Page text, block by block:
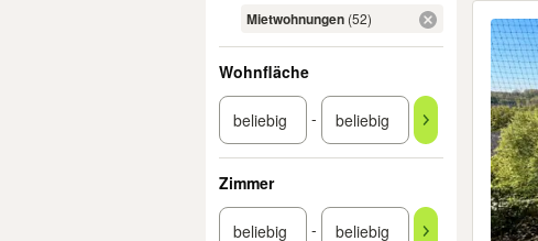
Mietwohnungen (52)
Wohnfläche
-
Zimmer
-